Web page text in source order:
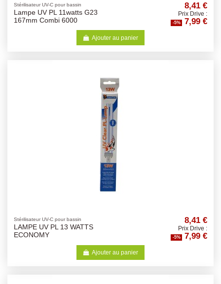
Stérilisateur UV-C pour bassin
Lampe UV PL 11watts G23
167mm Combi 6000
8,41 €
Prix Drive :
-5% 7,99 €
Ajouter au panier
Stérilisateur UV-C pour bassin
LAMPE UV PL 13 WATTS
ECONOMY
8,41 €
Prix Drive :
-5% 7,99 €
Ajouter au panier